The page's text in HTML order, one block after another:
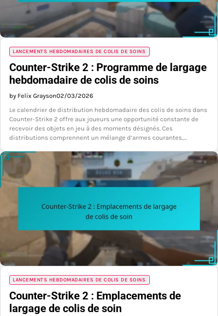
LANCEMENTS HEBDOMADAIRES DE COLIS DE SOINS
Counter-Strike 2 : Programme de largage
hebdomadaire de colis de soins
by Felix Grayson02/03/2026
Le calendrier de distribution hebdomadaire des colis de soins dans
Counter-Strike 2 offre aux joueurs une opportunité constante de
recevoir des objets en jeu à des moments désignés. Ces
distributions comprennent un mélange d’armes courantes,…
LANCEMENTS HEBDOMADAIRES DE COLIS DE SOINS
Counter-Strike 2 : Emplacements de
largage de colis de soin